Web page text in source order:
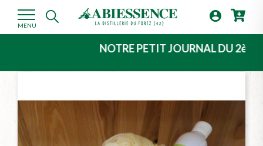
MENU

NOTRE PETIT JOURNAL DU 2ème